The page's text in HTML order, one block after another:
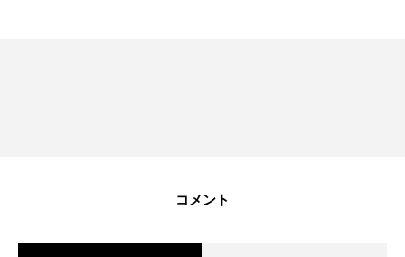
SDGs取り組み
コメント